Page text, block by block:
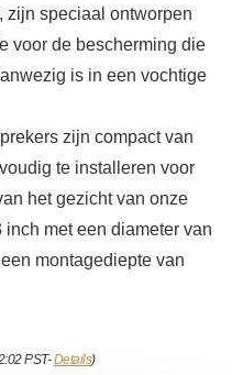
zijn speciaal ontworpen
voor de bescherming die
is in een vochtige
zijn compact van
te installeren voor
het gezicht van onze
met een diameter van
montagediepte van
PST-Details)